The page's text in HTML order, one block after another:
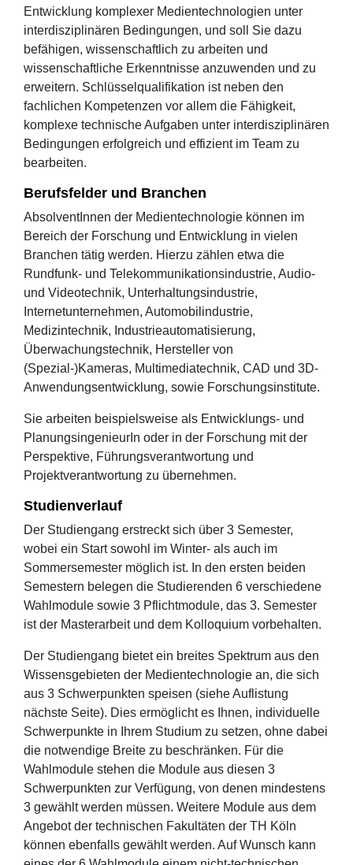
Entwicklung komplexer Medientechnologien unter
interdisziplinären Bedingungen, und soll Sie dazu
befähigen, wissenschaftlich zu arbeiten und
wissenschaftliche Erkenntnisse anzuwenden und zu
erweitern. Schlüsselqualifikation ist neben den
fachlichen Kompetenzen vor allem die Fähigkeit,
komplexe technische Aufgaben unter interdisziplinären
Bedingungen erfolgreich und effizient im Team zu
bearbeiten.
Berufsfelder und Branchen
AbsolventInnen der Medientechnologie können im
Bereich der Forschung und Entwicklung in vielen
Branchen tätig werden. Hierzu zählen etwa die
Rundfunk- und Telekommunikationsindustrie, Audio-
und Videotechnik, Unterhaltungsindustrie,
Internetunternehmen, Automobilindustrie,
Medizintechnik, Industrieautomatisierung,
Überwachungstechnik, Hersteller von
(Spezial-)Kameras, Multimediatechnik, CAD und 3D-
Anwendungsentwicklung, sowie Forschungsinstitute.
Sie arbeiten beispielsweise als Entwicklungs- und
PlanungsingenieurIn oder in der Forschung mit der
Perspektive, Führungsverantwortung und
Projektverantwortung zu übernehmen.
Studienverlauf
Der Studiengang erstreckt sich über 3 Semester,
wobei ein Start sowohl im Winter- als auch im
Sommersemester möglich ist. In den ersten beiden
Semestern belegen die Studierenden 6 verschiedene
Wahlmodule sowie 3 Pflichtmodule, das 3. Semester
ist der Masterarbeit und dem Kolloquium vorbehalten.
Der Studiengang bietet ein breites Spektrum aus den
Wissensgebieten der Medientechnologie an, die sich
aus 3 Schwerpunkten speisen (siehe Auflistung
nächste Seite). Dies ermöglicht es Ihnen, individuelle
Schwerpunkte in Ihrem Studium zu setzen, ohne dabei
die notwendige Breite zu beschränken. Für die
Wahlmodule stehen die Module aus diesen 3
Schwerpunkten zur Verfügung, von denen mindestens
3 gewählt werden müssen. Weitere Module aus dem
Angebot der technischen Fakultäten der TH Köln
können ebenfalls gewählt werden. Auf Wunsch kann